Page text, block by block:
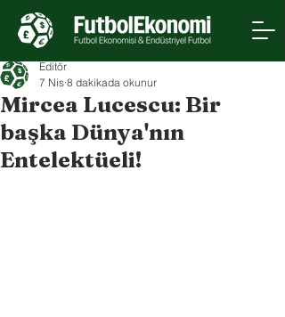
Mircea Lucescu: Bir
başka Dünya'nın
Entelektüeli!
Editör
7 Nis 8 dakikada okunur